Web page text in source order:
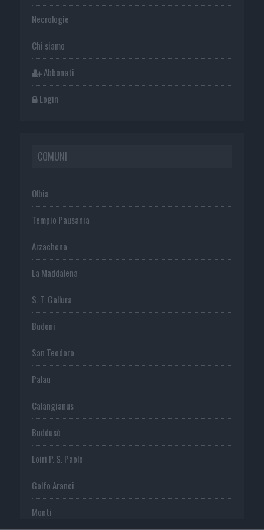
Necrologie
Chi siamo
Abbonati
Login
COMUNI
Olbia
Tempio Pausania
Arzachena
La Maddalena
S. T. Gallura
Budoni
San Teodoro
Palau
Calangianus
Buddusò
Loiri P. S. Paolo
Golfo Aranci
Monti